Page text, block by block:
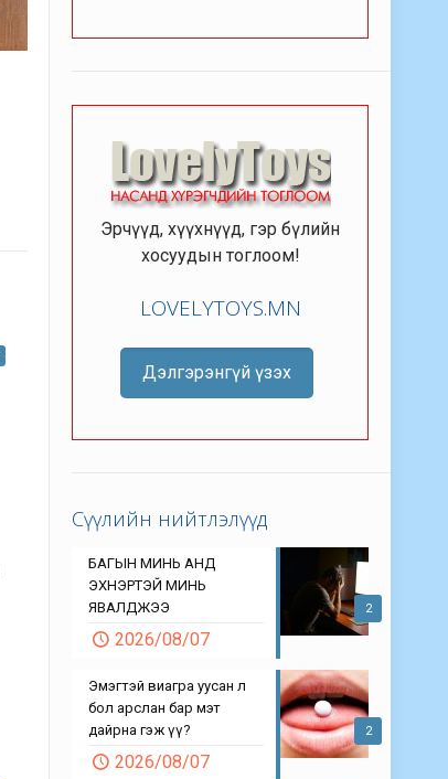
Эрчүүд, хүүхнүүд, гэр бүлийн
хосуудын тоглоом!
LOVELYTOYS.MN
Дэлгэрэнгүй үзэх
Сүүлийн нийтлэлүүд
2
БАГЫН МИНЬ АНД
ЭХНЭРТЭЙ МИНЬ
ЯВАЛДЖЭЭ
2026/08/07
2
Эмэгтэй виагра уусан л
бол арслан бар мэт
дайрна гэж үү?
2026/08/07